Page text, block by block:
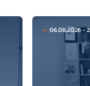
06.08.2026 -